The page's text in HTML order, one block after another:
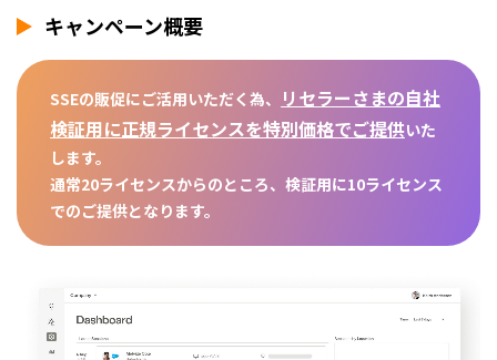
キャンペーン概要
SSEの販促にご活用いただく為、 リセラーさまの自社
検証用に正規ライセンスを特別価格でご提供いた
します。
通常20ライセンスからのところ、検証用に10ライセンス
でのご提供となります。